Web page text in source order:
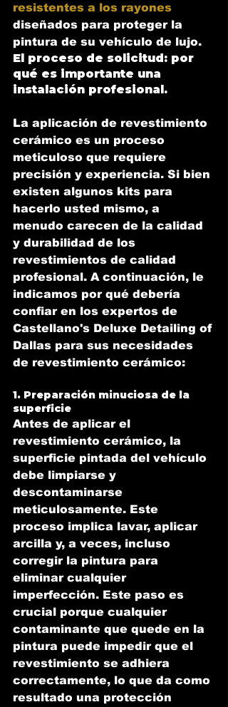
resistentes a los rayones
diseñados para proteger la
pintura de su vehículo de lujo.
El proceso de solicitud: por
qué es importante una
instalación profesional.
La aplicación de revestimiento
cerámico es un proceso
meticuloso que requiere
precisión y experiencia. Si bien
existen algunos kits para
hacerlo usted mismo, a
menudo carecen de la calidad
y durabilidad de los
revestimientos de calidad
profesional. A continuación, le
indicamos por qué debería
confiar en los expertos de
Castellano's Deluxe Detailing of
Dallas para sus necesidades
de revestimiento cerámico:
1. Preparación minuciosa de la
superficie
Antes de aplicar el
revestimiento cerámico, la
superficie pintada del vehículo
debe limpiarse y
descontaminarse
meticulosamente. Este
proceso implica lavar, aplicar
arcilla y, a veces, incluso
corregir la pintura para
eliminar cualquier
imperfección. Este paso es
crucial porque cualquier
contaminante que quede en la
pintura puede impedir que el
revestimiento se adhiera
correctamente, lo que da como
resultado una protección